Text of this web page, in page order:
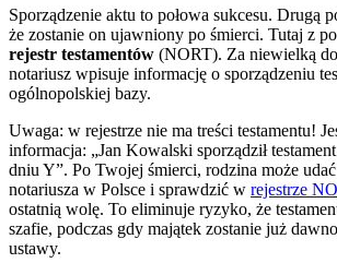
Sporządzenie aktu to połowa sukcesu. Drugą
że zostanie on ujawniony po śmierci. Tutaj z
rejestr testamentów (NORT). Za niewielką
notariusz wpisuje informację o sporządzeniu
ogólnopolskiej bazy.
Uwaga: w rejestrze nie ma treści testamentu!
informacja: „Jan Kowalski sporządził
dniu Y”. Po Twojej śmierci, rodzina może
notariusza w Polsce i sprawdzić w rejestrze
ostatnią wolę. To eliminuje ryzyko, że
szafie, podczas gdy majątek zostanie już
ustawy.